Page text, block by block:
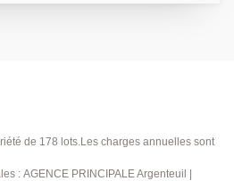
de 178 lots.Les charges annuelles sont
: AGENCE PRINCIPALE Argenteuil |